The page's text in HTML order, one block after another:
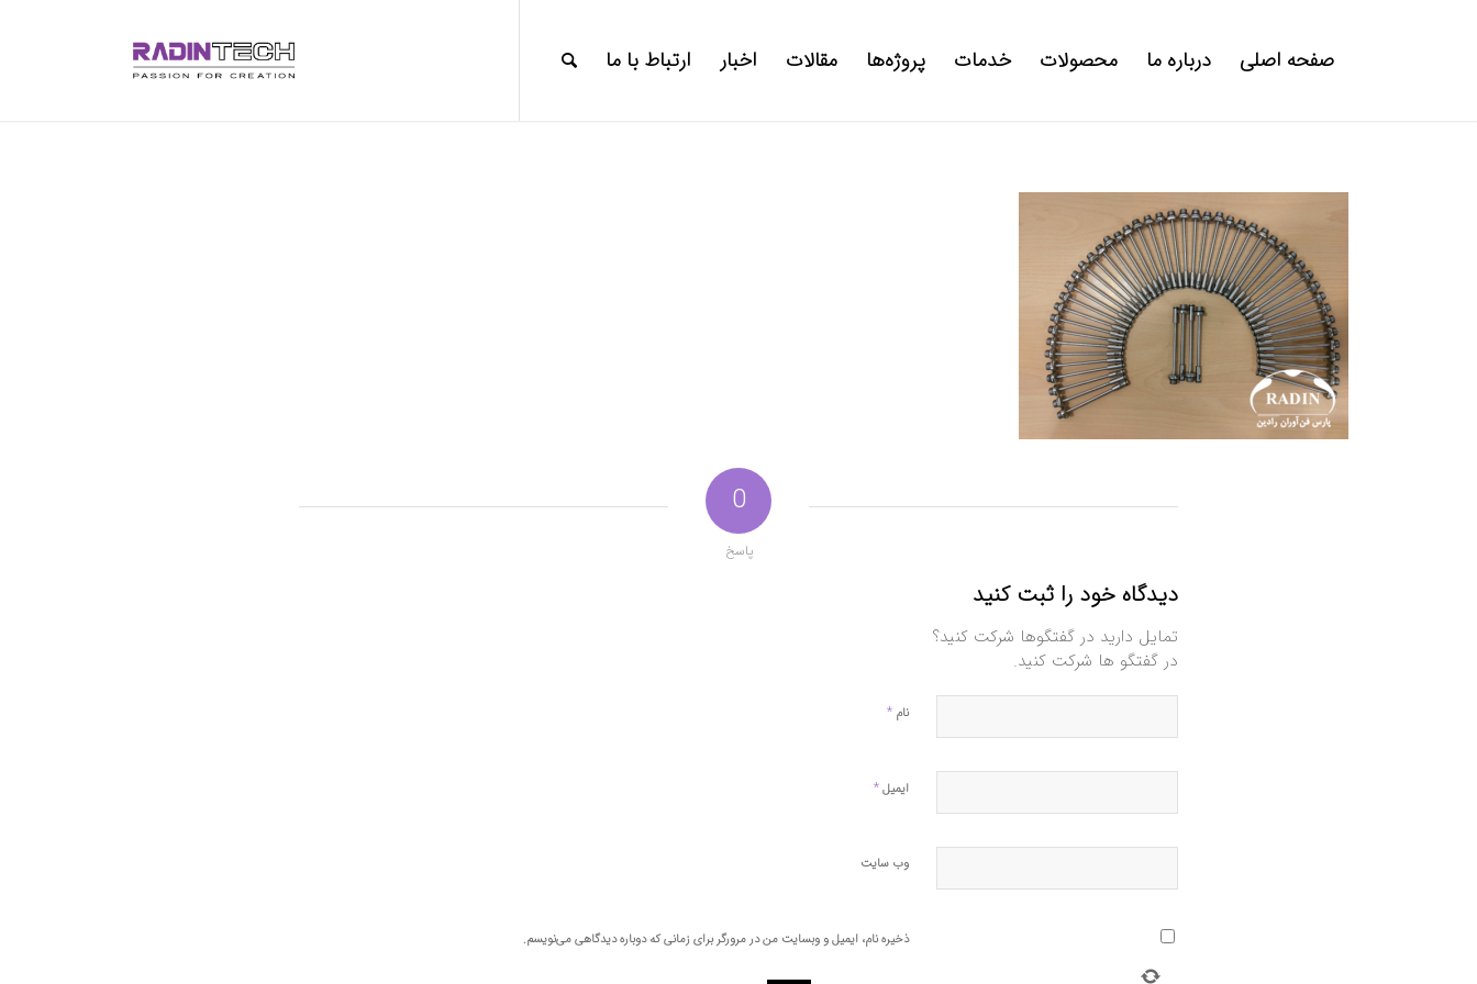
صفحه اصلی درباره ما محصولات خدمات پروژه‌ها مقالات اخبار ارتباط با ما
0
پاسخ
دیدگاه خود را ثبت کنید
تمایل دارید در گفتگوها شرکت کنید؟
در گفتگو ها شرکت کنید.
نام *
ایمیل*
وب‌ سایت
ذخیره نام، ایمیل و وبسایت من در مرورگر برای زمانی که دوباره دیدگاهی می‌نویسم.